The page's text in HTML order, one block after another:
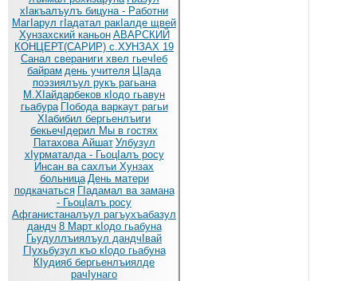
хIакъалъулъ бицуна - Работни
МагIарул гIадатал ракIалде щвей
Хунзахский каньон АВАРСКИЙ
КОНЦЕРТ(САРИР) с.ХУНЗАХ 19
Санал свераниги хвел гьечIеб
байрам день учителя ЦIада
поэзиялъул рукъ рагьана
М.ХIайдарбеков кIодо гьавун
гьабура ГIобода варкаут рагьи
ХIабибил бергьенлъиги
бекьечIдерил Мы в гостях
Патахова Айшат Улбузул
хIурматалда - ГьоцIалъ росу
Инсан ва сахлъи Хунзах
больница День матери
подкачаться ГIадамал ва замана
- ГьоцIалъ росу
Афганистаналъул рагъухъабазул
дандч 8 Март кIодо гьабуна
Гьудуллъиялъул дандчIвай
ГIухьбузул къо кIодо гьабуна
КIудияб бергьенлъиялде
рачIунаго